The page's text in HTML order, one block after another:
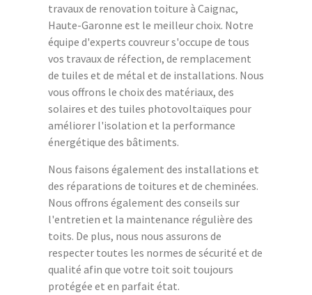
travaux de renovation toiture à Caignac,
Haute-Garonne est le meilleur choix. Notre
équipe d'experts couvreur s'occupe de tous
vos travaux de réfection, de remplacement
de tuiles et de métal et de installations. Nous
vous offrons le choix des matériaux, des
solaires et des tuiles photovoltaïques pour
améliorer l'isolation et la performance
énergétique des bâtiments.
Nous faisons également des installations et
des réparations de toitures et de cheminées.
Nous offrons également des conseils sur
l'entretien et la maintenance régulière des
toits. De plus, nous nous assurons de
respecter toutes les normes de sécurité et de
qualité afin que votre toit soit toujours
protégée et en parfait état.